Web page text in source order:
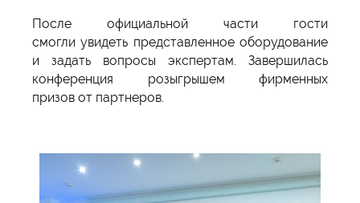
После официальной части гости
смогли увидеть представленное оборудование
и задать вопросы экспертам. Завершилась
конференция розыгрышем фирменных
призов от партнеров.